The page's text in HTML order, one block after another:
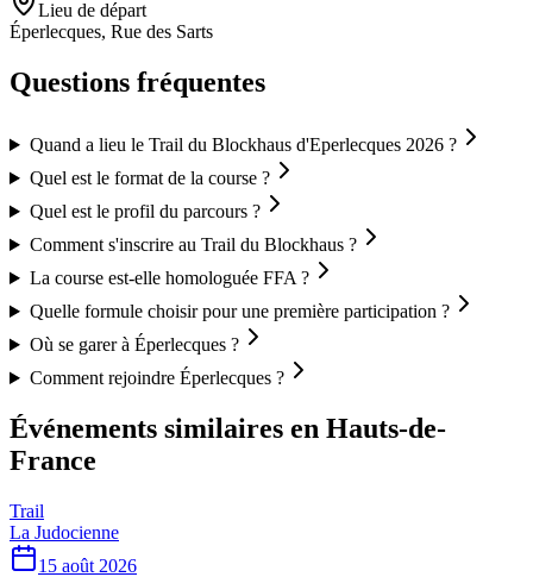
Lieu de départ
Éperlecques, Rue des Sarts
Questions fréquentes
Quand a lieu le Trail du Blockhaus d'Eperlecques 2026 ?
Quel est le format de la course ?
Quel est le profil du parcours ?
Comment s'inscrire au Trail du Blockhaus ?
La course est-elle homologuée FFA ?
Quelle formule choisir pour une première participation ?
Où se garer à Éperlecques ?
Comment rejoindre Éperlecques ?
Événements similaires en Hauts-de-
France
Trail
La Judocienne
15 août 2026